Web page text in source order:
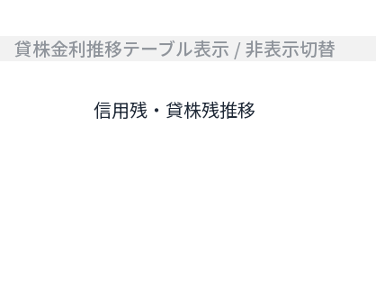
貸株金利推移テーブル表示 / 非表示切替
信用残・貸株残推移